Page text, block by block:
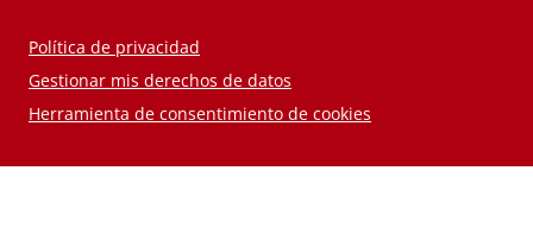
Política de privacidad
Gestionar mis derechos de datos
Herramienta de consentimiento de cookies